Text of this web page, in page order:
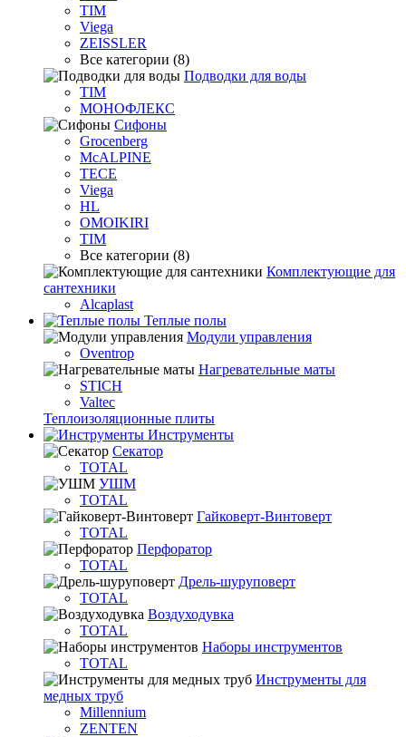
TIM
Viega
ZEISSLER
Все категории (8)
Подводки для воды
TIM
МОНОФЛЕКС
Сифоны
Grocenberg
McALPINE
TECE
Viega
HL
OMOIKIRI
TIM
Все категории (8)
Комплектующие для
сантехники
Alcaplast
Теплые полы
Модули управления
Oventrop
Нагревательные маты
STICH
Valtec
Теплоизоляционные плиты
Инструменты
Секатор
TOTAL
УШМ
TOTAL
Гайковерт-Винтоверт
TOTAL
Перфоратор
TOTAL
Дрель-шуруповерт
TOTAL
Воздуходувка
TOTAL
Наборы инструментов
TOTAL
Инструменты для
медных труб
Millennium
ZENTEN